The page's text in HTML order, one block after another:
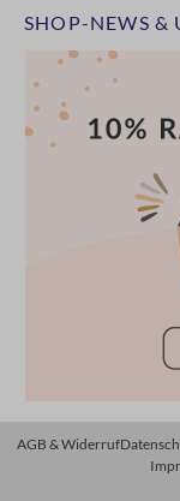
SHOP-NEWS &
AGB & Widerruf